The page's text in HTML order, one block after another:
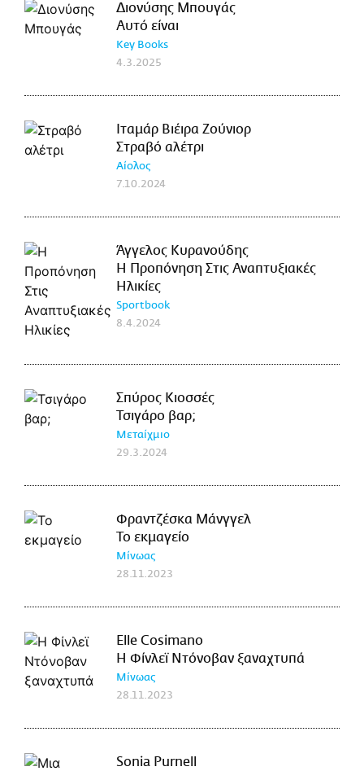
Διονύσης Μπουγάς
Αυτό είναι
Key Books
4.3.2025
Ιταμάρ Βιέιρα Ζούνιορ
Στραβό αλέτρι
Αίολος
7.10.2024
Άγγελος Κυρανούδης
Η Προπόνηση Στις Αναπτυξιακές
Ηλικίες
Sportbook
8.4.2024
Σπύρος Κιοσσές
Τσιγάρο βαρ;
Μεταίχμιο
29.3.2024
Φραντζέσκα Μάνγγελ
Το εκμαγείο
Μίνωας
28.11.2023
Elle Cosimano
Η Φίνλεϊ Ντόνοβαν ξαναχτυπά
Μίνωας
28.11.2023
Sonia Purnell